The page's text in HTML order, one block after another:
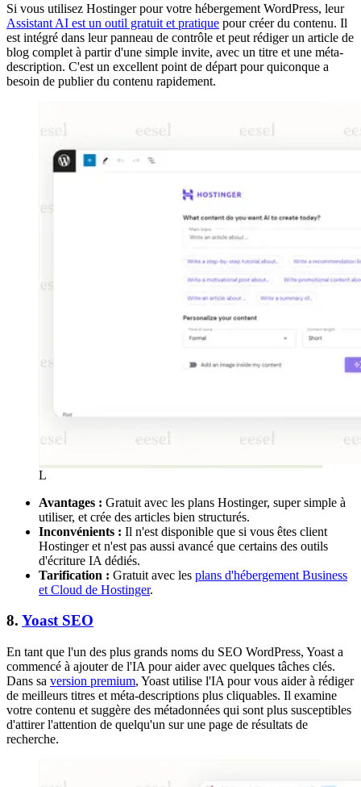
Si vous utilisez Hostinger pour votre hébergement WordPress, leur
Assistant AI est un outil gratuit et pratique pour créer du contenu. Il
est intégré dans leur panneau de contrôle et peut rédiger un article de
blog complet à partir d'une simple invite, avec un titre et une méta-
description. C'est un excellent point de départ pour quiconque a
besoin de publier du contenu rapidement.
L
Avantages : Gratuit avec les plans Hostinger, super simple à
utiliser, et crée des articles bien structurés.
Inconvénients : Il n'est disponible que si vous êtes client
Hostinger et n'est pas aussi avancé que certains des outils
d'écriture IA dédiés.
Tarification : Gratuit avec les plans d'hébergement Business
et Cloud de Hostinger.
8. Yoast SEO
En tant que l'un des plus grands noms du SEO WordPress, Yoast a
commencé à ajouter de l'IA pour aider avec quelques tâches clés.
Dans sa version premium, Yoast utilise l'IA pour vous aider à rédiger
de meilleurs titres et méta-descriptions plus cliquables. Il examine
votre contenu et suggère des métadonnées qui sont plus susceptibles
d'attirer l'attention de quelqu'un sur une page de résultats de
recherche.